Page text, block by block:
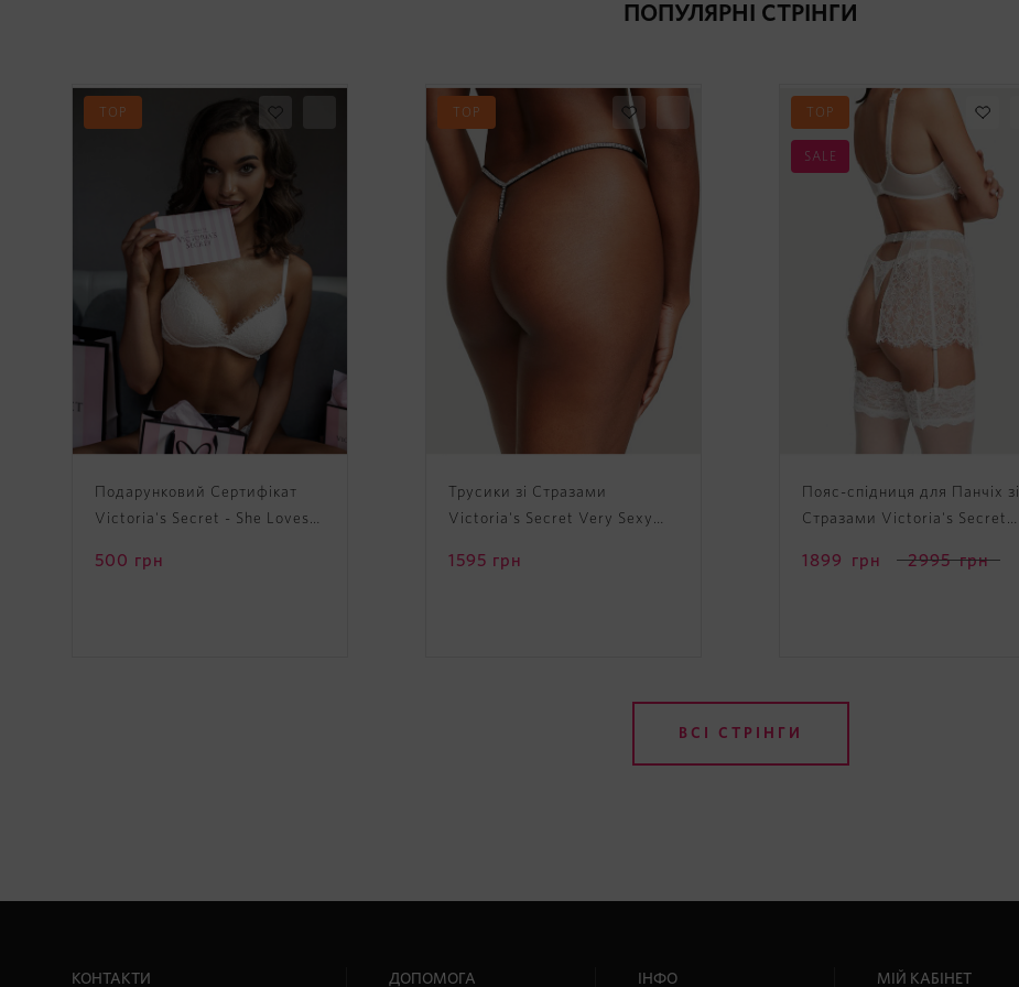
ПОПУЛЯРНІ СТРІНГИ
TOP
Подарунковий Сертифікат
Victoria's Secret - She Loves
500 грн
TOP
Трусики зі Стразами
Victoria's Secret Very Sexy
Panty
1595 грн
TOP
SALE
Пояс-спідниця для Панчіх зі
Стразами Victoria's Secret
with Garters
1899 грн 2995грн
ВСІ СТРІНГИ
КОНТАКТИ ДОПОМОГА ІНФО МІЙ КАБІНЕТ